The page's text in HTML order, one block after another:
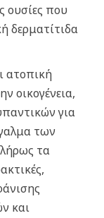
ουσίες που
δερματίτιδα
ατοπική
οικογένεια,
για
των
τα
και